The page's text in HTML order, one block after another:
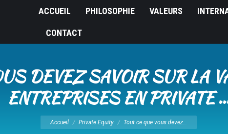
ACCUEIL PHILOSOPHIE VALEURS
CONTACT
DEVEZ SAVOIR SUR LA
ENTREPRISES EN PRIVATE
Vous êtes ici :
Accueil Private Equity Tout ce que vous devez…